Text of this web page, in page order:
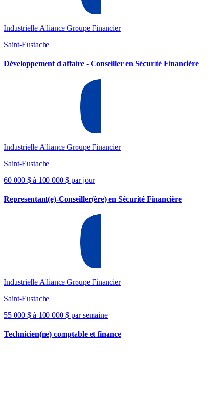
Industrielle Alliance Groupe Financier
Saint-Eustache
Développement d'affaire - Conseiller en Sécurité Financière
Industrielle Alliance Groupe Financier
Saint-Eustache
60 000 $ à 100 000 $ par jour
Representant(e)-Conseiller(ère) en Sécurité Financière
Industrielle Alliance Groupe Financier
Saint-Eustache
55 000 $ à 100 000 $ par semaine
Technicien(ne) comptable et finance